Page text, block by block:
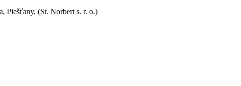
Piešťany, (St. Norbert s. r. o.)